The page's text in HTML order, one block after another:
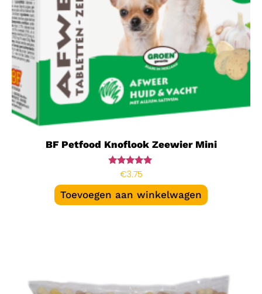
BF Petfood Knoflook Zeewier Mini
Gewaardeerd
€3.75
Toevoegen aan winkelwagen